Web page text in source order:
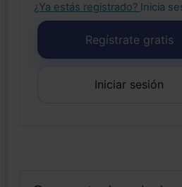
¿Ya estás registrado? Inicia
Regístrate gratis
Iniciar sesión